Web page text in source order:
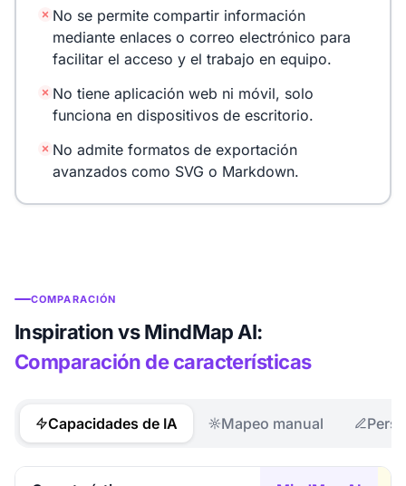
No se permite compartir información
mediante enlaces o correo electrónico para
facilitar el acceso y el trabajo en equipo.
No tiene aplicación web ni móvil, solo
funciona en dispositivos de escritorio.
No admite formatos de exportación
avanzados como SVG o Markdown.
COMPARACIÓN
Inspiration vs MindMap AI:
Comparación de características
Capacidades de IA Mapeo manual